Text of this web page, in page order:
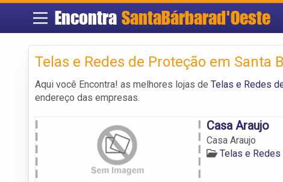
Encontra SantaBárbarad'Oeste
Telas e Redes de Proteção em Santa
Aqui você Encontra! as melhores lojas de Telas e Redes
endereço das empresas.
Casa Araujo
Casa Araujo
Telas e